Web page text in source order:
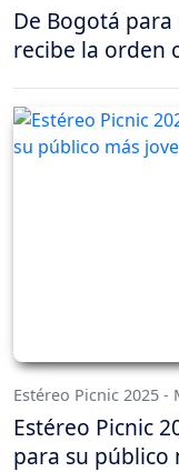
De Bogotá
recibe la orden
Estéreo Picnic 2025 -
Estéreo Picnic
para su público